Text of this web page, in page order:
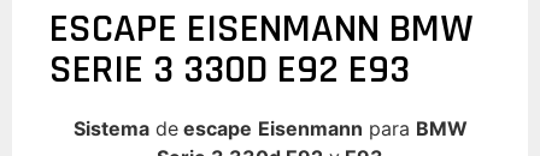
ESCAPE EISENMANN BMW
SERIE 3 330D E92 E93
Sistemadeescape Eisenmann para BMW